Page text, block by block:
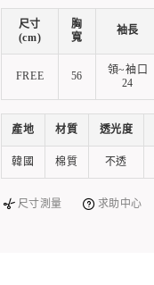
尺寸
(cm)
胸
寬
袖長
FREE 56
領~袖口
24
產地 材質 透光度
韓國 棉質 不透
尺寸測量 求助中心